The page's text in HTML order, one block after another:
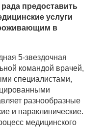
рада предоставить
услуги
в
5-звездочная
командой врачей,
специалистами,
разнообразные
и параклинические.
медицинского